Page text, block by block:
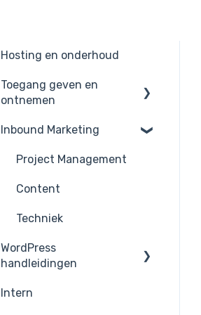
Hosting en onderhoud
Toegang geven en
ontnemen
AVG / GDPR
Google
LinkedIn
Facebook/Instagram
MailChimp
Inbound Marketing
Project Management
Content
Techniek
WordPress
handleidingen
Tekst en afbeelding
Intern